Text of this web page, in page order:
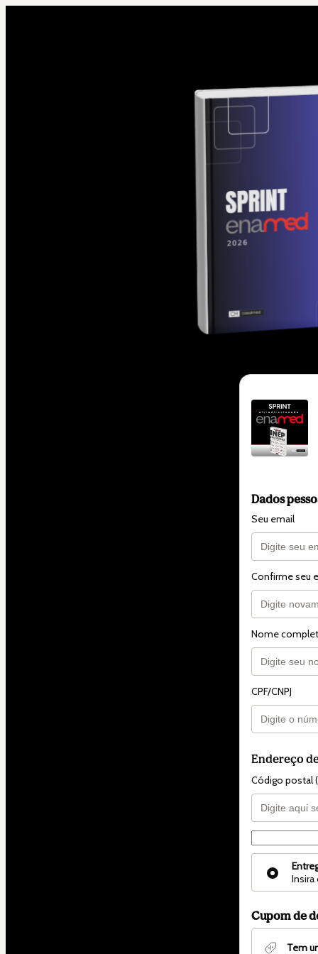
Dados
Seu email
Confirme seu
Nome
CPF/CNPJ
Endereço
Código postal
Forma
entregaInsira
Cupom de
Tem